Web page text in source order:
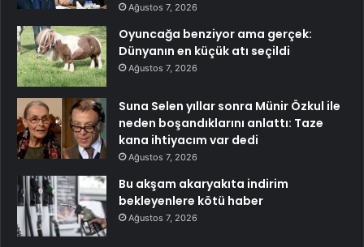
Ağustos 7, 2026
Oyuncağa benziyor ama gerçek:
Dünyanın en küçük atı seçildi
Ağustos 7, 2026
Suna Selen yıllar sonra Münir Özkul ile
neden boşandıklarını anlattı: Taze
kana ihtiyacım var dedi
Ağustos 7, 2026
Bu akşam akaryakıta indirim
bekleyenlere kötü haber
Ağustos 7, 2026